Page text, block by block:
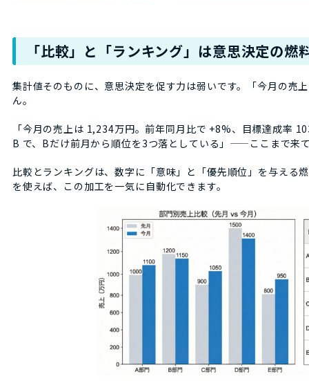
「比較」と「ランキング」は意思決定の燃
集計値そのものに、意思決定を促す力は弱いです。「今月の売
ん。
「今月の売上は 1,234万円。前年同月比で +8%、目標達成率
B で、Bだけ前月から順位を3つ落としている」——ここまで来
比較とランキングは、数字に「意味」と「優先順位」を与え
を使えば、この加工を一気に自動化できます。